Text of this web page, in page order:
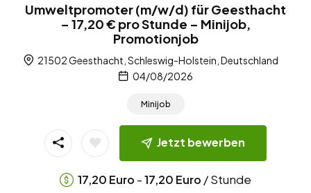
Umweltpromoter (m/w/d) für Geesthacht
– 17,20 € pro Stunde – Minijob,
Promotionjob
21502 Geesthacht, Schleswig-Holstein, Deutschland
04/08/2026
Minijob
Jetzt bewerben
17,20 Euro -17,20 Euro / Stunde